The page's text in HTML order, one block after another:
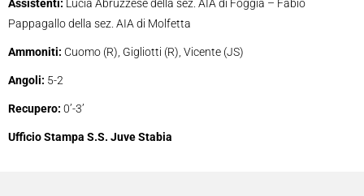
Assistenti: Lucia Abruzzese della sez. AIA di Foggia – Fabio
Pappagallo della sez. AIA di Molfetta
Ammoniti: Cuomo (R), Gigliotti (R), Vicente (JS)
Angoli: 5-2
Recupero: 0’-3’
Ufficio Stampa S.S. Juve Stabia